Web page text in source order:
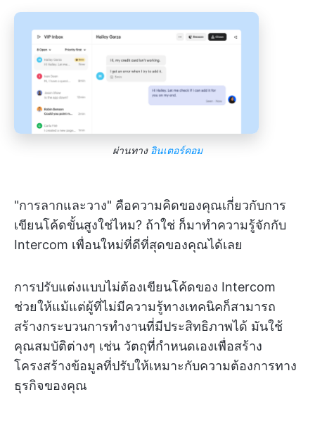
ผ่านทาง อินเตอร์คอม
"การลากและวาง" คือความคิดของคุณเกี่ยวกับการ
เขียนโค้ดขั้นสูงใช่ไหม? ถ้าใช่ ก็มาทำความรู้จักกับ
Intercom เพื่อนใหม่ที่ดีที่สุดของคุณได้เลย
การปรับแต่งแบบไม่ต้องเขียนโค้ดของ Intercom
ช่วยให้แม้แต่ผู้ที่ไม่มีความรู้ทางเทคนิคก็สามารถ
สร้างกระบวนการทำงานที่มีประสิทธิภาพได้ มันใช้
คุณสมบัติต่างๆ เช่น วัตถุที่กำหนดเองเพื่อสร้าง
โครงสร้างข้อมูลที่ปรับให้เหมาะกับความต้องการทาง
ธุรกิจของคุณ